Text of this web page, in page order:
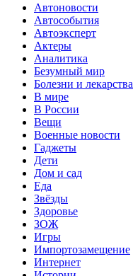
Автоновости
Автособытия
Автоэксперт
Актеры
Аналитика
Безумный мир
Болезни и лекарства
В мире
В России
Вещи
Военные новости
Гаджеты
Дети
Дом и сад
Еда
Звёзды
Здоровье
ЗОЖ
Игры
Импортозамещение
Интернет